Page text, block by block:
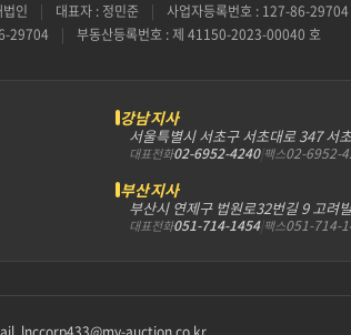
인 | 대표자 : 정민준 |
사업자등록번호 : 127-86-29704
29704
| 부동산등록번호 : 제 41150-2023-00040 호
강남지사
서울특별시 서초구 서초대로 347 서
대표전화02-6952-4240|팩스02-6952-
부산지사
부산시 연제구 법원로32번길 9 고려
대표전화051-714-1454|팩스051-714-